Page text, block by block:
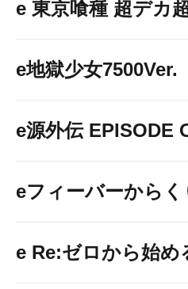
e 東京喰種 超デカ
e地獄少女7500Ver.
e源外伝 EPISODE
eフィーバーから
e Re:ゼロから始め